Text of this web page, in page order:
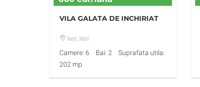
VILA GALATA DE INCHIRIAT
Iasi, Iasi
Camere: 6 Bai: 2
Suprafata utila:
202 mp